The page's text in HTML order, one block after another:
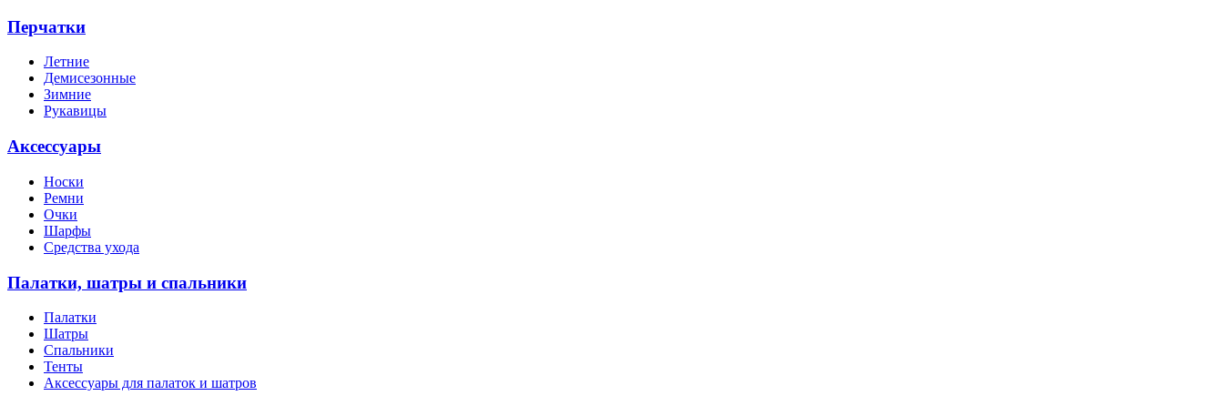
Перчатки
Летние
Демисезонные
Зимние
Рукавицы
Аксессуары
Носки
Ремни
Очки
Шарфы
Средства ухода
Палатки, шатры и спальники
Палатки
Шатры
Спальники
Тенты
Аксессуары для палаток и шатров